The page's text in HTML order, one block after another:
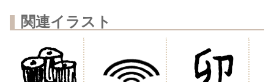
関連イラスト